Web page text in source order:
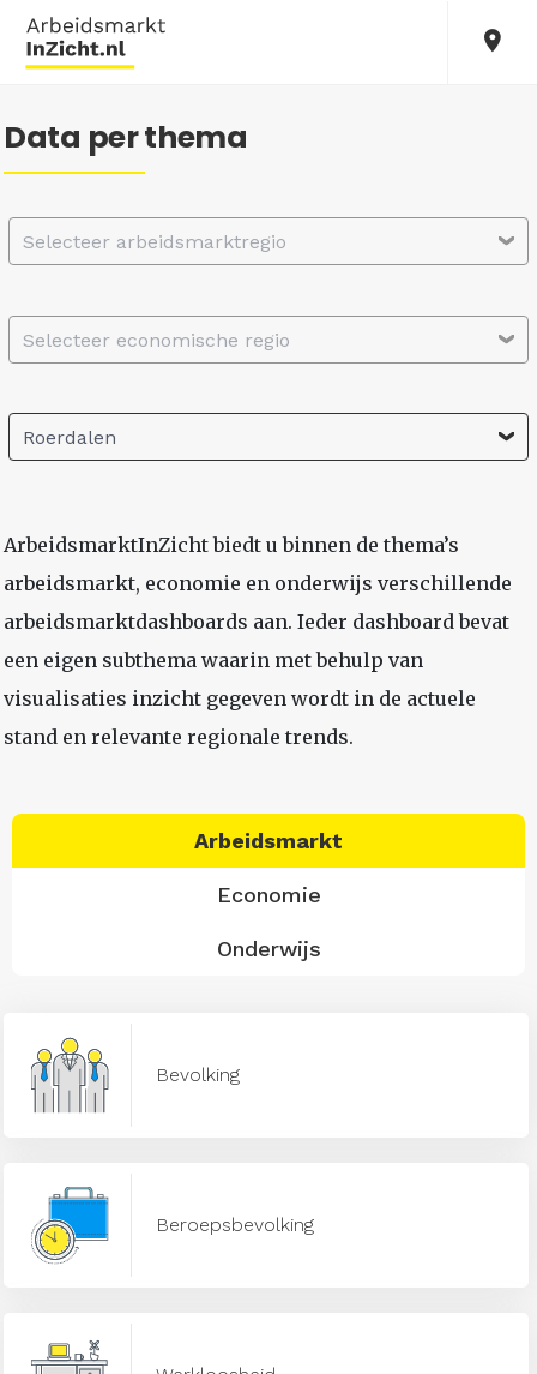
Data per thema
Selecteer arbeidsmarktregio
Selecteer economische regio
Roerdalen
ArbeidsmarktInZicht biedt u binnen de thema’s
arbeidsmarkt, economie en onderwijs verschillende
arbeidsmarktdashboards aan. Ieder dashboard bevat
een eigen subthema waarin met behulp van
visualisaties inzicht gegeven wordt in de actuele
stand en relevante regionale trends.
Arbeidsmarkt
Economie
Onderwijs
Bevolking
Beroepsbevolking